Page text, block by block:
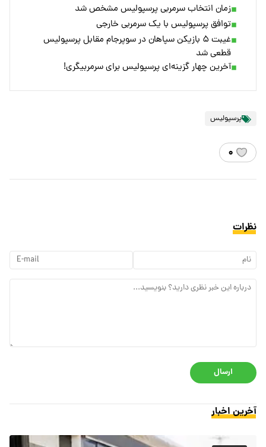
زمان انتخاب سرمربی پرسپولیس مشخص شد
توافق پرسپولیس با یک سرمربی خارجی
غیبت ۵ بازیکن سپاهان در سوپرجام مقابل پرسپولیس
قطعی شد
آخرین چهار گزینه‌ای پرسپولیس برای سرمربیگری!
پرسپولیس
۰
نظرات
ارسال
آخرین اخبار